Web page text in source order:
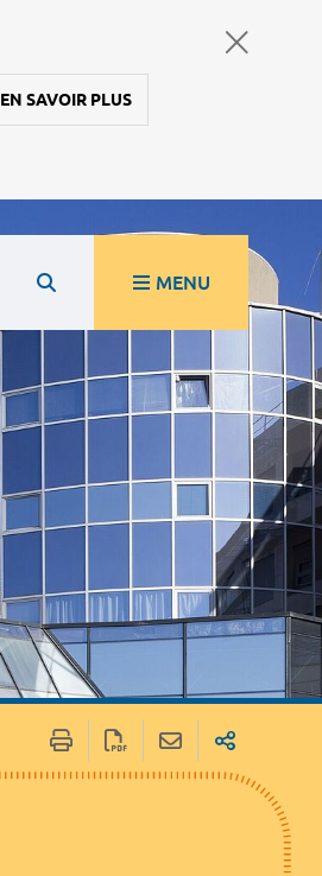
EN SAVOIR PLUS
MENU